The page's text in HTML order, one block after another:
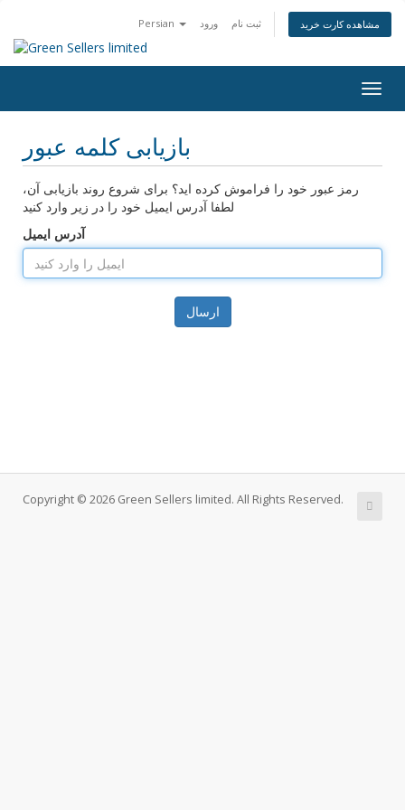
Persian ورود ثبت نام مشاهده کارت خرید
بازیابی کلمه عبور
رمز عبور خود را فراموش کرده اید؟ برای شروع روند بازیابی آن،
لطفا آدرس ایمیل خود را در زیر وارد کنید
آدرس ایمیل
ارسال
Copyright © 2026 Green Sellers limited. All Rights Reserved.